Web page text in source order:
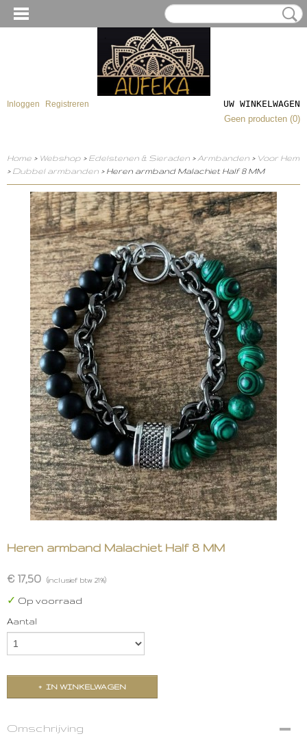
Inloggen Registreren
UW WINKELWAGEN
Geen producten (0)
Home > Webshop > Edelstenen & Sieraden > Armbanden > Voor Hem
> Dubbel armbanden > Heren armband Malachiet Half 8 MM
Heren armband Malachiet Half 8 MM
€ 17,50 (inclusief btw 21%)
✓ Op voorraad
Aantal
IN WINKELWAGEN
Omschrijving